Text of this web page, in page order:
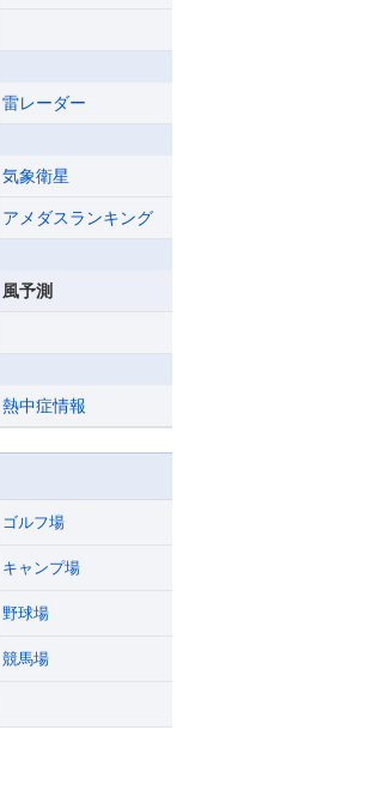
雷レーダー
気象衛星
アメダスランキング
風予測
熱中症情報
ゴルフ場
キャンプ場
野球場
競馬場